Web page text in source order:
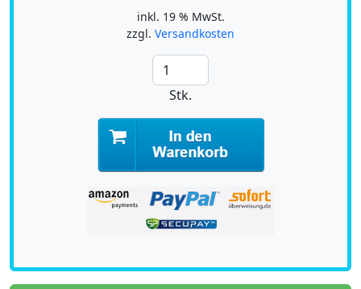
inkl. 19 % MwSt.
zzgl. Versandkosten
Stk.